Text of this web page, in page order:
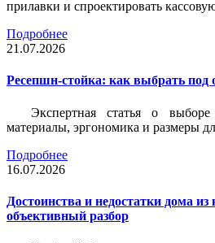
прилавки и спроектировать
Подробнее
21.07.2026
Ресепшн-стойка: как выбрать под
Экспертная статья о
материалы, эргономика и размеры
Подробнее
16.07.2026
Достоинства и недостатки дома из
объективный разбор